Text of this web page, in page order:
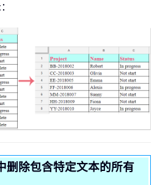
删除包含特定文本的所有